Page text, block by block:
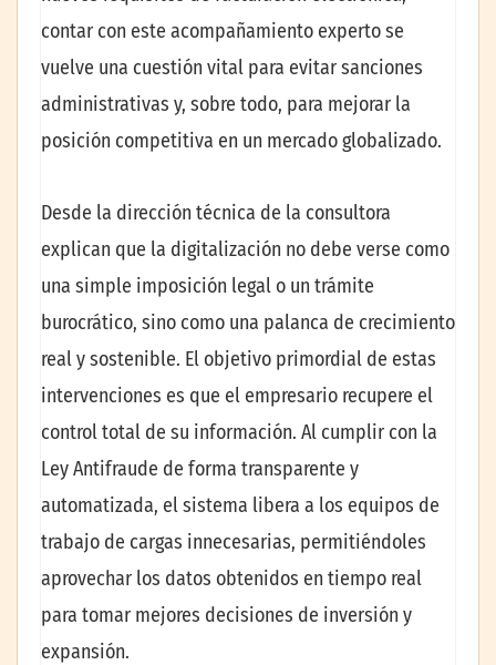
contar con este acompañamiento experto se
vuelve una cuestión vital para evitar sanciones
administrativas y, sobre todo, para mejorar la
posición competitiva en un mercado globalizado.
Desde la dirección técnica de la consultora
explican que la digitalización no debe verse como
una simple imposición legal o un trámite
burocrático, sino como una palanca de crecimiento
real y sostenible. El objetivo primordial de estas
intervenciones es que el empresario recupere el
control total de su información. Al cumplir con la
Ley Antifraude de forma transparente y
automatizada, el sistema libera a los equipos de
trabajo de cargas innecesarias, permitiéndoles
aprovechar los datos obtenidos en tiempo real
para tomar mejores decisiones de inversión y
expansión.